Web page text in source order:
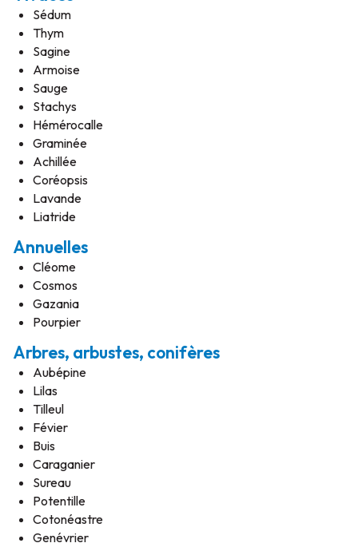
Sédum
Thym
Sagine
Armoise
Sauge
Stachys
Hémérocalle
Graminée
Achillée
Coréopsis
Lavande
Liatride
Annuelles
Cléome
Cosmos
Gazania
Pourpier
Arbres, arbustes, conifères
Aubépine
Lilas
Tilleul
Févier
Buis
Caraganier
Sureau
Potentille
Cotonéastre
Genévrier